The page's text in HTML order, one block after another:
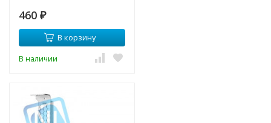
460 ₽
В корзину
В наличии